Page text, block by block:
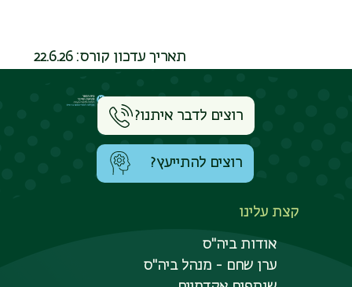
22.6.26 תאריך עדכון קורס:
קצת עלינו
אודות ביה"ס
ערן שחם - מנהל ביה"ס
רוצים לדבר איתנו?
רוצים להתייעץ?